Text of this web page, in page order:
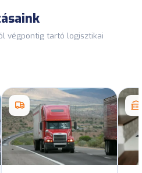
végpontig tartó logisztikai